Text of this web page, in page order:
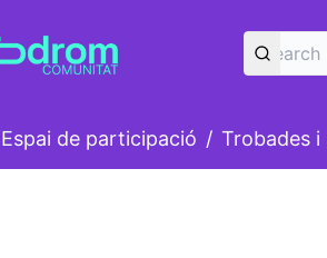
menu
Espai de participació / Trobades i